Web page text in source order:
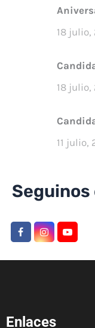
18 julio,
18 julio,
11 julio,
Seguinos
Enlaces